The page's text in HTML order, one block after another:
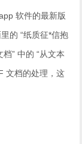
软件的最新版
的 “纸质征*信抱
” 中的 “从文本
文档的处理，这